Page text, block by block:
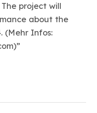
project will
about the
(Mehr Infos: